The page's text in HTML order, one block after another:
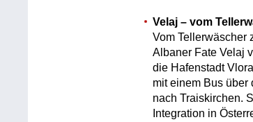
Velaj – vom
Vom Tellerwäscher
Albaner Fate Velaj
die Hafenstadt
mit einem Bus über
nach Traiskirchen.
Integration in